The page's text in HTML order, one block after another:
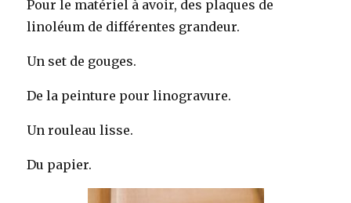
Pour le matériel à avoir, des plaques de
linoléum de différentes grandeur.
Un set de gouges.
De la peinture pour linogravure.
Un rouleau lisse.
Du papier.